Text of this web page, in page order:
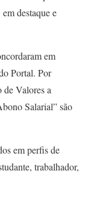
destaque e
em
Portal. Por
de Valores a
Salarial” são
em perfis de
trabalhador,